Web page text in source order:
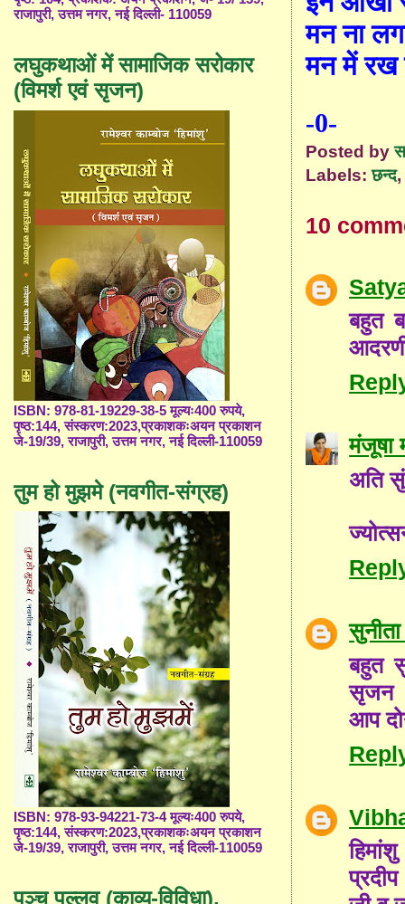
मन ना
मन में रख
-0-
Posted by
Labels:छन्द
10
बहुत
मंजूषा
अति
बहुत
सृजन
आप
राजापुरी, उत्तम नगर, नई दिल्ली- 110059
लघुकथाओं में सामाजिक सरोकार
(विमर्श एवं सृजन)
ISBN: 978-81-19229-38-5 मूल्यः400 रुपये,
पृष्ठ:144, संस्करण:2023,प्रकाशकःअयन प्रकाशन
जे-19/39, राजापुरी, उत्तम नगर, नई दिल्ली-110059
तुम हो मुझमे (नवगीत-संग्रह)
ISBN: 978-93-94221-73-4 मूल्यः400 रुपये,
पृष्ठ:144, संस्करण:2023,प्रकाशकःअयन प्रकाशन
जे-19/39, राजापुरी, उत्तम नगर, नई दिल्ली-110059
पञ्च पल्लव (काव्य-विविधा),